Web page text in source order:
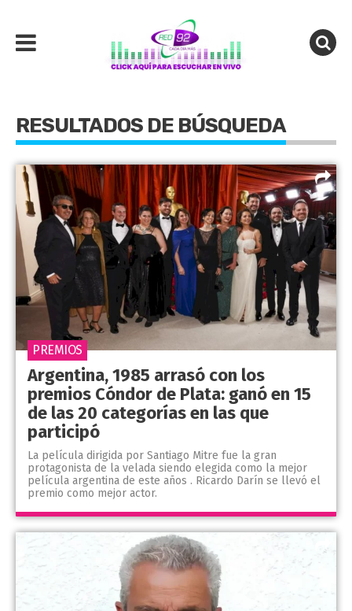
RESULTADOS DE BÚSQUEDA
Argentina, 1985 arrasó con los
premios Cóndor de Plata: ganó en 15
de las 20 categorías en las que
participó
La película dirigida por Santiago Mitre fue la gran
protagonista de la velada siendo elegida como la mejor
película argentina de este años . Ricardo Darín se llevó el
premio como mejor actor.
PREMIOS